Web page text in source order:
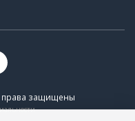
права защищены